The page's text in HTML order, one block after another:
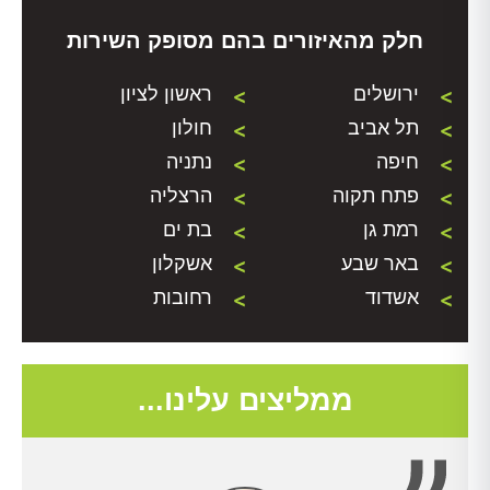
חלק מהאיזורים בהם מסופק השירות
ירושלים
ראשון לציון
תל אביב
חולון
חיפה
נתניה
פתח תקוה
הרצליה
רמת גן
בת ים
באר שבע
אשקלון
אשדוד
רחובות
ממליצים עלינו...